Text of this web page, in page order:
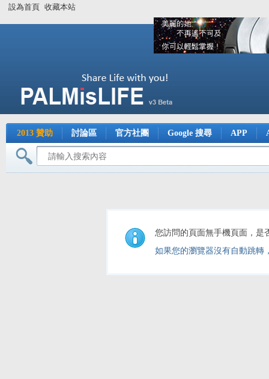
設為首頁 收藏本站
2013 贊助 討論區 官方社團 Google 搜尋 APP
您訪問的頁面無手機頁面，是
如果您的瀏覽器沒有自動跳轉